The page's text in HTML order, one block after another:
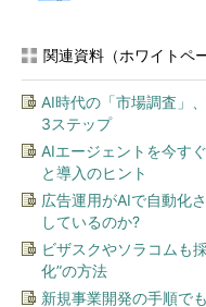
関連資料（ホワイトペ
AI時代の「市場調査」
3ステップ
AIエージェントを今す
と導入のヒント
広告運用がAIで自動化
しているのか?
ビザスクやソラコムも
化”の方法
新規事業開発の手順で